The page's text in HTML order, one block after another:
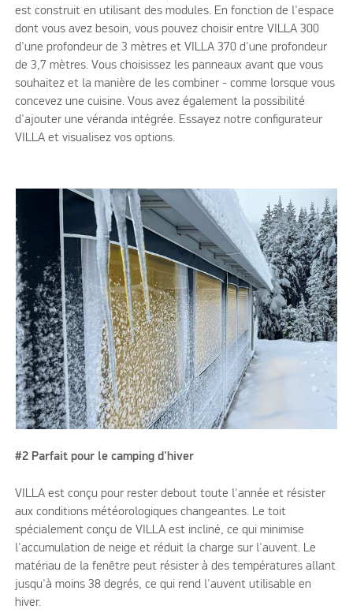
est construit en utilisant des modules. En fonction de l'espace
dont vous avez besoin, vous pouvez choisir entre VILLA 300
d'une profondeur de 3 mètres et VILLA 370 d'une profondeur
de 3,7 mètres. Vous choisissez les panneaux avant que vous
souhaitez et la manière de les combiner - comme lorsque vous
concevez une cuisine. Vous avez également la possibilité
d'ajouter une véranda intégrée. Essayez notre configurateur
VILLA et visualisez vos options.
#2 Parfait pour le camping d'hiver
VILLA est conçu pour rester debout toute l'année et résister
aux conditions météorologiques changeantes. Le toit
spécialement conçu de VILLA est incliné, ce qui minimise
l'accumulation de neige et réduit la charge sur l'auvent. Le
matériau de la fenêtre peut résister à des températures allant
jusqu'à moins 38 degrés, ce qui rend l'auvent utilisable en
hiver.